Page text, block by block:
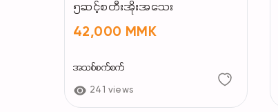
၅ဆင့်စတီးအိုးအသေး
42,000 MMK
အသစ်စက်စက်
241 views